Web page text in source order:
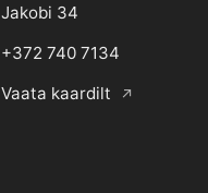
Jakobi 34
+372 740 7134
Vaata kaardilt